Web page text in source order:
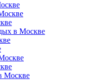
в Москве
Москве